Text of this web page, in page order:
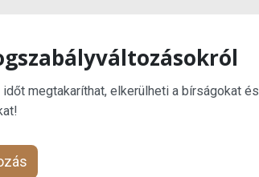
megtakaríthat, elkerülheti a bírságokat és